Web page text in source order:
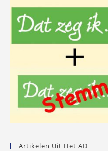
Artikelen Uit Het AD